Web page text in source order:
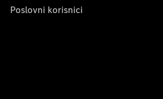
Poslovni korisnici